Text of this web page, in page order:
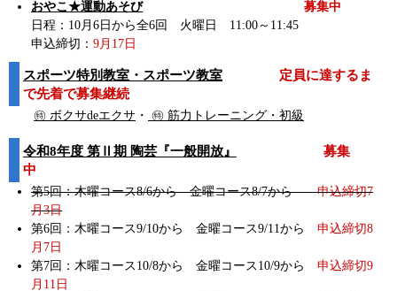
おやこ★運動あそび
募集中
日程：10月6日から全6回 火曜日 11:00～11:45
申込締切： 9月17日
スポーツ特別教室・スポーツ教室 定員に達するま
で先着で募集継続
㊕ ボクサdeエクサ ・ ㊕ 筋力トレーニング・初級
令和8年度 第Ⅱ期 陶芸『一般開放』
募集
中
第5回：木曜コース8/6から 金曜コース8/7から申込締切7
月3日
第6回：木曜コース9/10から 金曜コース9/11から 申込締切8
月7日
第7回：木曜コース10/8から 金曜コース10/9から 申込締切9
月11日